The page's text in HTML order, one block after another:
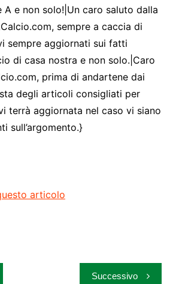
A e non solo!|Un caro saluto dalla
sempre a caccia di
sempre aggiornati sui fatti
di casa nostra e non solo.|Caro
prima di andartene dai
degli articoli consigliati per
terrà aggiornata nel caso vi siano
sull’argomento.}
articolo
Successivo